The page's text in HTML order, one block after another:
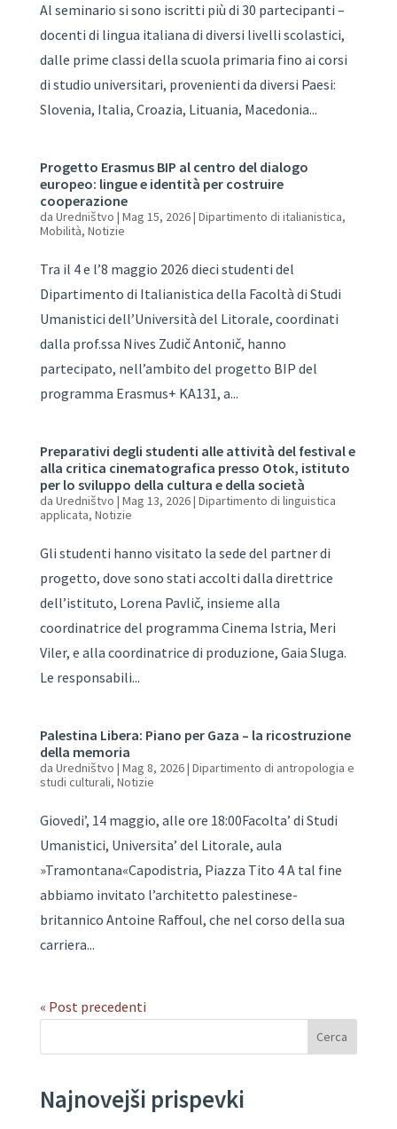
Al seminario si sono iscritti più di 30 partecipanti –
docenti di lingua italiana di diversi livelli scolastici,
dalle prime classi della scuola primaria fino ai corsi
di studio universitari, provenienti da diversi Paesi:
Slovenia, Italia, Croazia, Lituania, Macedonia...
Progetto Erasmus BIP al centro del dialogo
europeo: lingue e identità per costruire
cooperazione
da Uredništvo | Mag 15, 2026| Dipartimento di italianistica,
Mobilità, Notizie
Tra il 4 e l’8 maggio 2026 dieci studenti del
Dipartimento di Italianistica della Facoltà di Studi
Umanistici dell’Università del Litorale, coordinati
dalla prof.ssa Nives Zudič Antonič, hanno
partecipato, nell’ambito del progetto BIP del
programma Erasmus+ KA131, a...
Preparativi degli studenti alle attività del festival e
alla critica cinematografica presso Otok, istituto
per lo sviluppo della cultura e della società
da Uredništvo | Mag 13, 2026| Dipartimento di linguistica
applicata, Notizie
Gli studenti hanno visitato la sede del partner di
progetto, dove sono stati accolti dalla direttrice
dell’istituto, Lorena Pavlič, insieme alla
coordinatrice del programma Cinema Istria, Meri
Viler, e alla coordinatrice di produzione, Gaia Sluga.
Le responsabili...
Palestina Libera: Piano per Gaza – la ricostruzione
della memoria
da Uredništvo | Mag 8, 2026| Dipartimento di antropologia e
studi culturali, Notizie
Giovedi’, 14 maggio, alle ore 18:00Facolta’ di Studi
Umanistici, Universita’ del Litorale, aula
»Tramontana«Capodistria, Piazza Tito 4 A tal fine
abbiamo invitato l’architetto palestinese-
britannico Antoine Raffoul, che nel corso della sua
carriera...
« Post precedenti
Cerca
Najnovejši prispevki